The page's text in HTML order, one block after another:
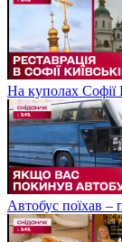
На куполах Софії
Автобус поїхав –